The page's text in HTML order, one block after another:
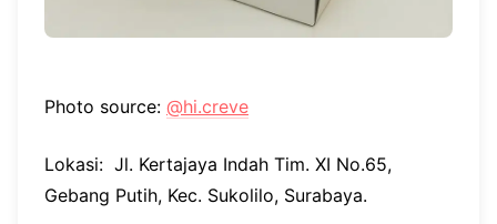
Photo source: @hi.creve
Lokasi: Jl. Kertajaya Indah Tim. XI No.65,
Gebang Putih, Kec. Sukolilo, Surabaya.